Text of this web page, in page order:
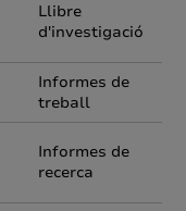
Llibre
d'investigació
Informes de
treball
Informes de
recerca